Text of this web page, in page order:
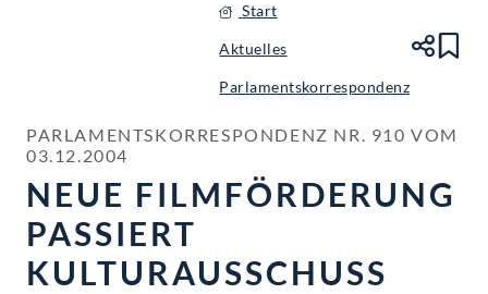
Start
Aktuelles
Parlamentskorrespondenz
PARLAMENTSKORRESPONDENZ NR. 910 VOM
03.12.2004
NEUE FILMFÖRDERUNG
PASSIERT
KULTURAUSSCHUSS